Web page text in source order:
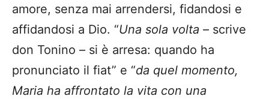
amore, senza mai arrendersi, fidandosi e
affidandosi a Dio. “Una sola volta – scrive
don Tonino – si è arresa: quando ha
pronunciato il fiat” e “da quel momento,
Maria ha affrontato la vita con una